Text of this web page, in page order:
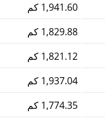
1,941.60 كم
1,829.88 كم
1,821.12 كم
1,937.04 كم
1,774.35 كم